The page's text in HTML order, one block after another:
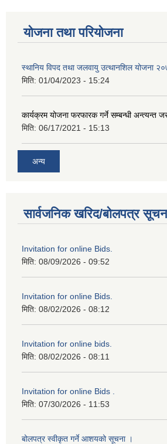
योजना तथा परियोजना
स्थानिय विपद तथा जलवायु उत्थानशिल योजना
मिति: 01/04/2023 - 15:24
कार्यक्रम योजना फरफारक गर्ने सम्बन्धी अन्त्यन्त
मिति: 06/17/2021 - 15:13
अन्य
सार्वजनिक खरिद/बोलपत्र
Invitation for online Bids.
मिति: 08/09/2026 - 09:52
Invitation for online Bids.
मिति: 08/02/2026 - 08:12
Invitation for online bids.
मिति: 08/02/2026 - 08:11
Invitation for online Bids .
मिति: 07/30/2026 - 11:53
बोलपत्र स्वीकृत गर्ने आशयको सूचना ।